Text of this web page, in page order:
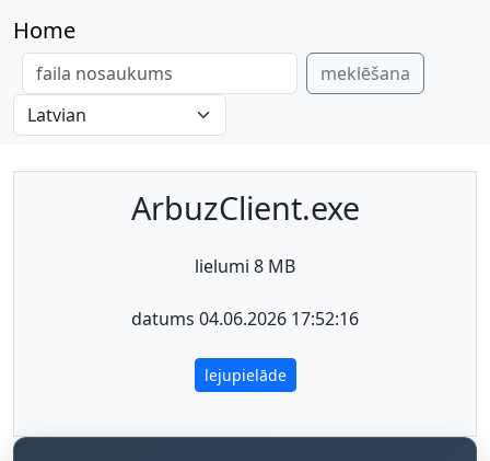
Home
meklēšana
ArbuzClient.exe
lielumi 8 MB
datums 04.06.2026 17:52:16
lejupielāde